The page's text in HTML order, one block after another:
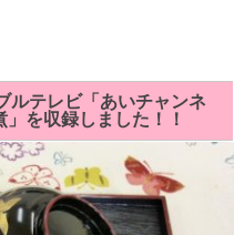
ルテレビ「あいチャンネ
を収録しました！！